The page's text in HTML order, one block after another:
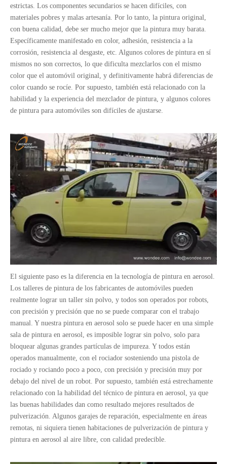
estrictas. Los componentes secundarios se hacen difíciles, con
materiales pobres y malas artesanía. Por lo tanto, la pintura original,
con buena calidad, debe ser mucho mejor que la pintura muy barata.
Específicamente manifestado en color, adhesión, resistencia a la
corrosión, resistencia al desgaste, etc. Algunos colores de pintura en sí
mismos no son correctos, lo que dificulta mezclarlos con el mismo
color que el automóvil original, y definitivamente habrá diferencias de
color cuando se rocíe. Por supuesto, también está relacionado con la
habilidad y la experiencia del mezclador de pintura, y algunos colores
de pintura para automóviles son difíciles de ajustarse.
El siguiente paso es la diferencia en la tecnología de pintura en aerosol.
Los talleres de pintura de los fabricantes de automóviles pueden
realmente lograr un taller sin polvo, y todos son operados por robots,
con precisión y precisión que no se puede comparar con el trabajo
manual. Y nuestra pintura en aerosol solo se puede hacer en una simple
sala de pintura en aerosol, es imposible lograr sin polvo, solo para
bloquear algunas grandes partículas de impureza. Y todos están
operados manualmente, con el rociador sosteniendo una pistola de
rociado y rociando poco a poco, con precisión y precisión muy por
debajo del nivel de un robot. Por supuesto, también está estrechamente
relacionado con la habilidad del técnico de pintura en aerosol, ya que
las buenas habilidades dan como resultado mejores resultados de
pulverización. Algunos garajes de reparación, especialmente en áreas
remotas, ni siquiera tienen habitaciones de pulverización de pintura y
pintura en aerosol al aire libre, con calidad predecible.